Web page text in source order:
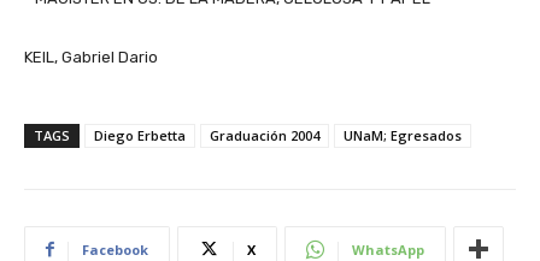
KEIL, Gabriel Dario
TAGS Diego Erbetta Graduación 2004 UNaM; Egresados
Facebook X WhatsApp